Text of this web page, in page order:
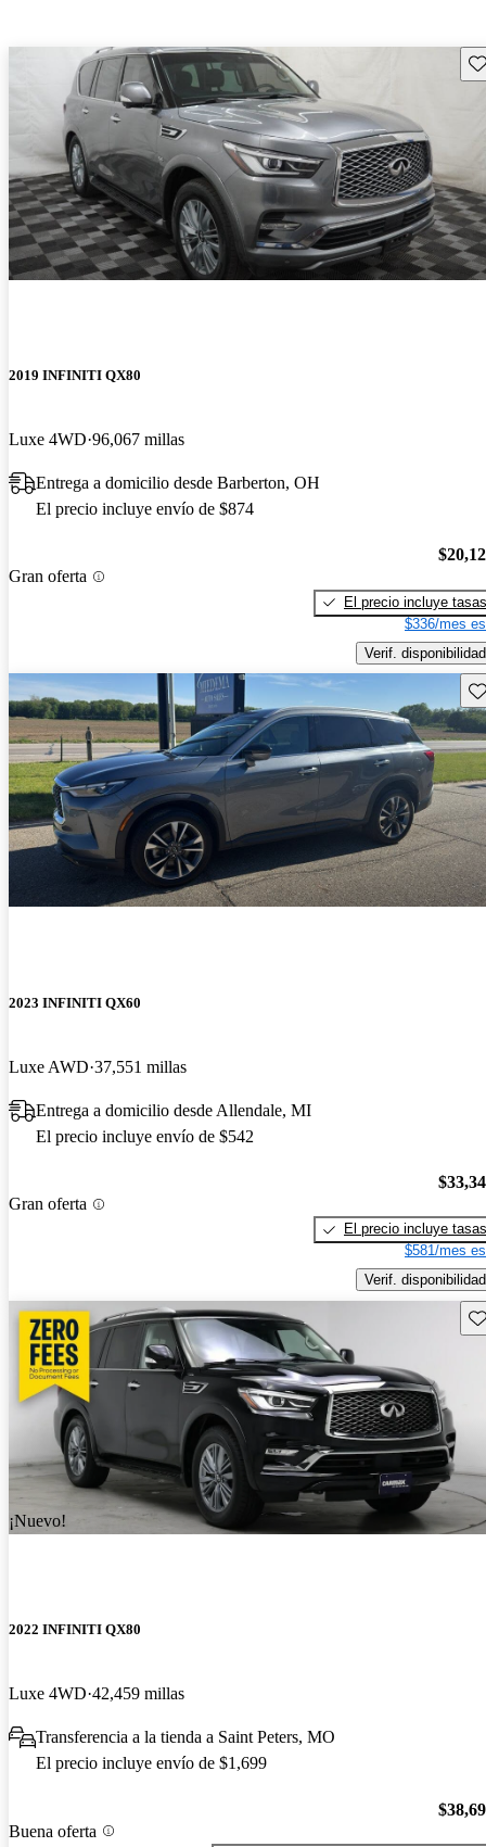
2019 INFINITI QX80
Luxe 4WD 96,067 millas
Entrega a domicilio desde Barberton, OH
El precio incluye envío de $874
Gran oferta
El precio incluye tasas
$336/mes
Verif. disponibilidad
2023 INFINITI QX60
Luxe AWD 37,551 millas
Entrega a domicilio desde Allendale, MI
El precio incluye envío de $542
Gran oferta
El precio incluye tasas
$581/mes
Verif. disponibilidad
¡Nuevo!
2022 INFINITI QX80
Luxe 4WD 42,459 millas
Transferencia a la tienda a Saint Peters, MO
El precio incluye envío de $1,699
Buena oferta